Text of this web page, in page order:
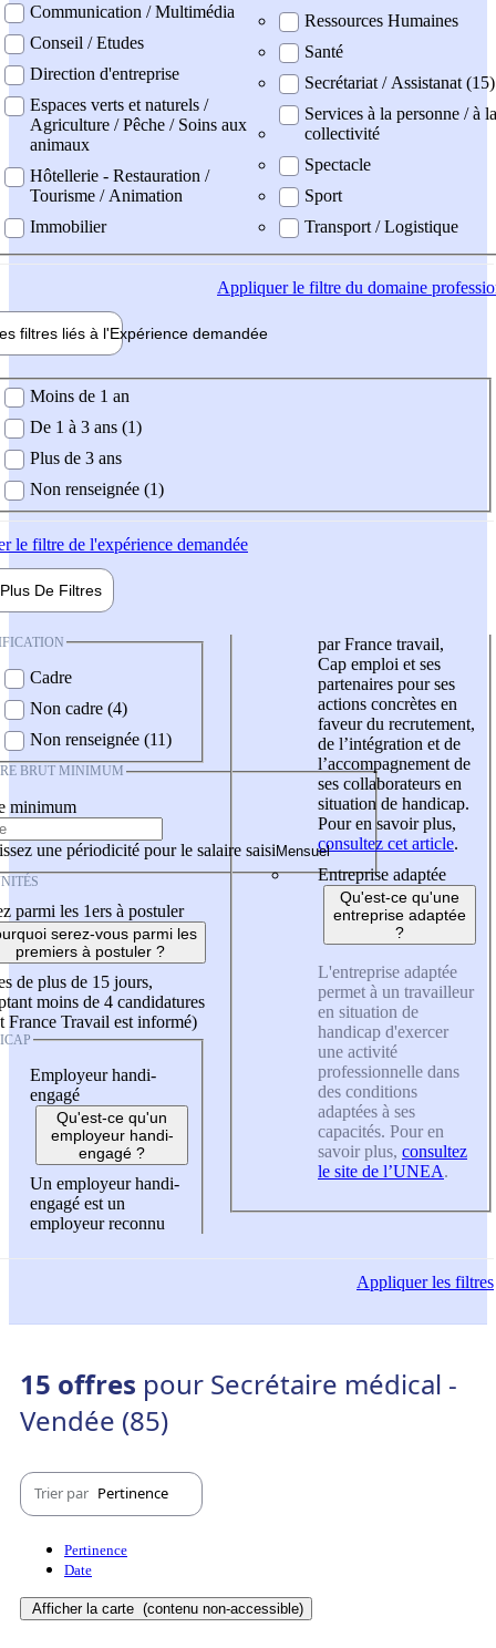
Communication / Multimédia
Conseil / Etudes
Direction d'entreprise
Espaces verts et naturels /
Agriculture / Pêche / Soins aux
animaux
Hôtellerie - Restauration /
Tourisme / Animation
Immobilier
Ressources Humaines
Santé
Secrétariat / Assistanat (15)
Services à la personne / à la
collectivité
Spectacle
Sport
Transport / Logistique
Appliquerle filtre du domaine
filtres liés à l'Expérience demandée
demandée
Moins de 1 an
De 1 à 3 ans (1)
Plus de 3 ans
Non renseignée (1)
le filtre de l'expérience demandée
Plus De Filtres
Cadre
Non cadre (4)
Non renseignée (11)
BRUT MINIMUM
minimum
une périodicité pour le salaire saisi
parmi les 1ers à postuler
serez-vous parmi les
premiers à postuler ?
de plus de 15 jours,
moins de 4 candidatures
France Travail est informé)
Employeur handi-
engagé
Qu'est-ce qu'un
employeur handi-
engagé ?
Un employeur handi-
engagé est un
employeur reconnu
par France travail,
Cap emploi et ses
partenaires pour ses
actions concrètes en
faveur du recrutement,
de l’intégration et de
l’accompagnement de
ses collaborateurs en
situation de handicap.
Pour en savoir plus,
consultez cet article.
Entreprise adaptée
Qu'est-ce qu'une
entreprise adaptée
?
L'entreprise adaptée
permet à un travailleur
en situation de
handicap d'exercer
une activité
professionnelle dans
des conditions
adaptées à ses
capacités. Pour en
savoir plus, consultez
le site de l’UNEA.
Appliquerles filtres
15 offres pour Secrétaire médical -
Vendée (85)
Trier par Pertinence
Pertinence
Date
Afficher la carte (contenu non-accessible)